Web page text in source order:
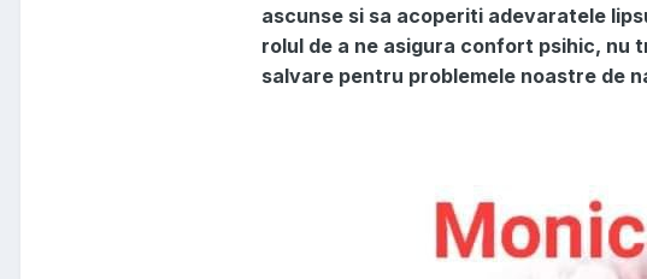
ascunse si sa acoperiti adevaratele
rolul de a ne asigura confort psihic, nu
salvare pentru problemele noastre de